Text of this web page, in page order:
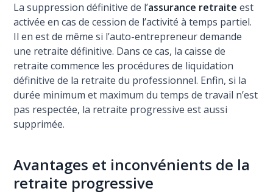
La suppression définitive de l’assurance retraiteest
activée en cas de cession de l’activité à temps partiel.
Il en est de même si l’auto-entrepreneur demande
une retraite définitive. Dans ce cas, la caisse de
retraite commence les procédures de liquidation
définitive de la retraite du professionnel. Enfin, si la
durée minimum et maximum du temps de travail n’est
pas respectée, la retraite progressive est aussi
supprimée.
Avantages et inconvénients de la
retraite progressive